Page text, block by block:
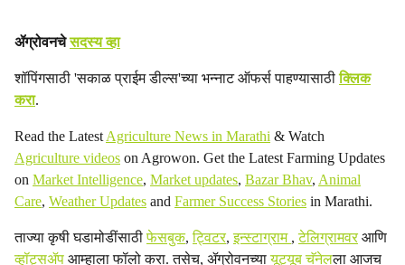
ॲग्रोवनचेसदस्य व्हा
शॉपिंगसाठी 'सकाळ प्राईम डील्स'च्या भन्नाट ऑफर्स पाहण्यासाठीक्लिक
करा.
Read the Latest Agriculture News in Marathi & Watch
Agriculture videos on Agrowon. Get the Latest Farming Updates
on Market Intelligence, Market updates, Bazar Bhav, Animal
Care, Weather Updates and Farmer Success Stories in Marathi.
ताज्या कृषी घडामोडींसाठीफेसबुक,ट्विटर,इन्स्टाग्राम ,टेलिग्रामवरआणि
व्हॉट्सॲप आम्हाला फॉलो करा. तसेच, ॲग्रोवनच्यायूट्यूब चॅनेलला आजच